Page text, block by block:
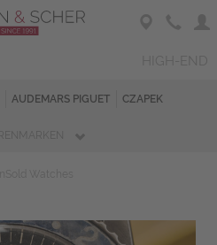
AUDEMARS PIGUET CZAPEK